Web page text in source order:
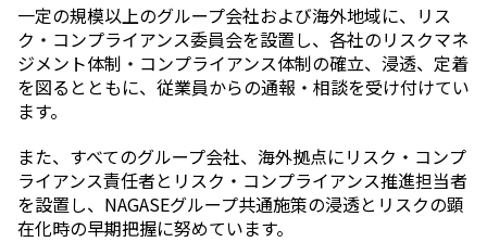
一定の規模以上のグループ会社および海外地域に、リス
ク・コンプライアンス委員会を設置し、各社のリスクマネ
ジメント体制・コンプライアンス体制の確立、浸透、定着
を図るとともに、従業員からの通報・相談を受け付けてい
ます。
また、すべてのグループ会社、海外拠点にリスク・コンプ
ライアンス責任者とリスク・コンプライアンス推進担当者
を設置し、NAGASEグループ共通施策の浸透とリスクの顕
在化時の早期把握に努めています。